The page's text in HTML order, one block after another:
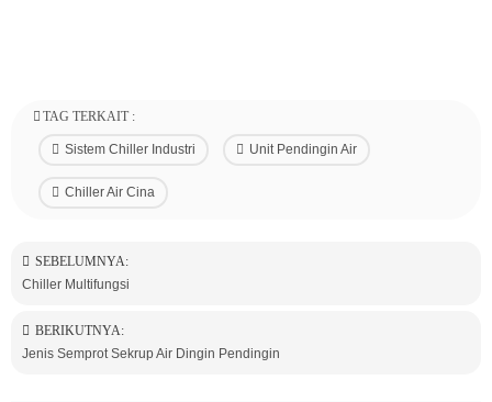
TAG TERKAIT :
Sistem Chiller Industri Unit Pendingin Air
Chiller Air Cina
SEBELUMNYA:
Chiller Multifungsi
BERIKUTNYA:
Jenis Semprot Sekrup Air Dingin Pendingin